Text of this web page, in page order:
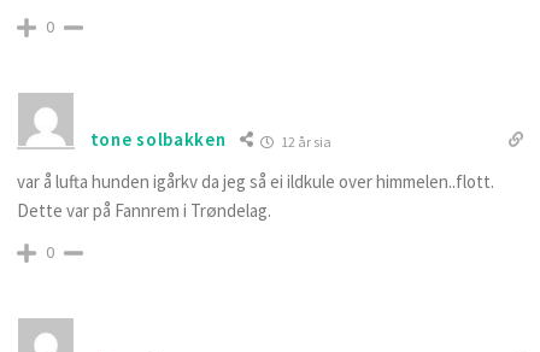
0
tone solbakken 12 år sia
var å lufta hunden igårkv da jeg så ei ildkule over himmelen..flott.
Dette var på Fannrem i Trøndelag.
0